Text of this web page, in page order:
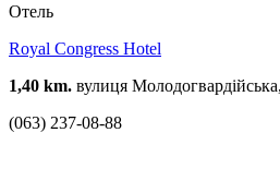
Отель
Royal Congress Hotel
1,40 km. вулиця
(063) 237-08-88